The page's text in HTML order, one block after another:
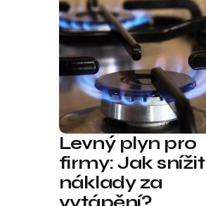
Levný plyn pro
firmy: Jak snížit
náklady za